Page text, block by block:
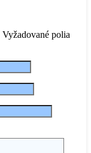
Vyžadované polia